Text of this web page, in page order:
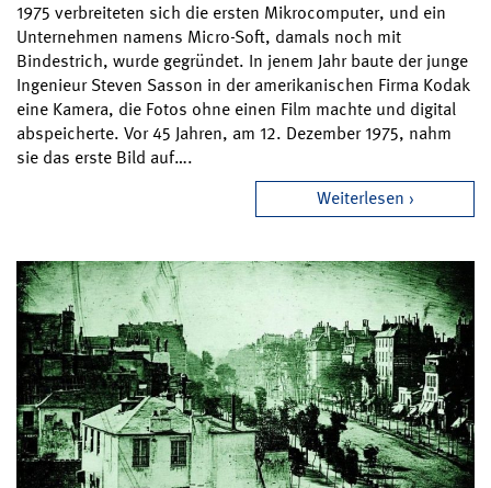
1975 verbreiteten sich die ersten Mikrocomputer, und ein
Unternehmen namens Micro-Soft, damals noch mit
Bindestrich, wurde gegründet. In jenem Jahr baute der junge
Ingenieur Steven Sasson in der amerikanischen Firma Kodak
eine Kamera, die Fotos ohne einen Film machte und digital
abspeicherte. Vor 45 Jahren, am 12. Dezember 1975, nahm
sie das erste Bild auf….
Weiterlesen